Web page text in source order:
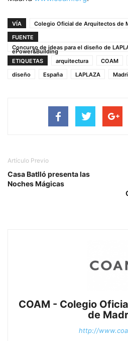
VÍA
Colegio Oficial de Arquitectos de
FUENTE
Concurso de ideas para el diseño de
ePower&Building
ETIQUETAS
arquitectura COAM
diseño
España LAPLAZA
Artículo Previo
Casa Batlló presenta las
Noches Mágicas
COAM - Colegio
de
http://